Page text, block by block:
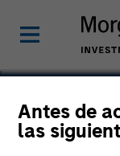
Antes de
las
Anil
Managing